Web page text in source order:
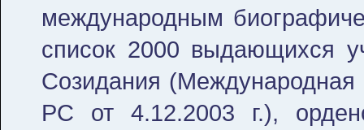
международным
список 2000 выдающихся
Созидания
РС от 4.12.2003 г.),